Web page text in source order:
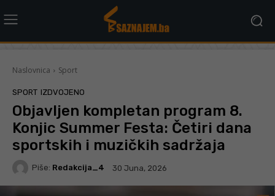
Naslovnica Sport
SPORT IZDVOJENO
Objavljen kompletan program 8.
Konjic Summer Festa: Četiri dana
sportskih i muzičkih sadržaja
Piše: Redakcija_4 30 Juna, 2026